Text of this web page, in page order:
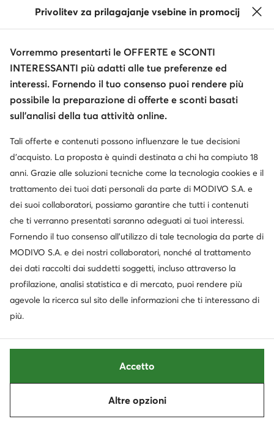
Prezzo più basso139,95 € -11%
Prezzo più basso109,95 €-15%
extra -25% Codice: SUMMER
Occasione
adidas
Supernova Rise 2 JQ7692 · Scarpe running
Prezzo attuale
135,95€
Prezzo più basso149,95 €-9%
extra -15% Codice: SUMMER
Occasione
Hoka
Clifton 10 1162031 · Scarpe running
Prezzo attuale
147,99€
Prezzo più basso168,95 €-12%
Privolitev za prilagajanje vsebine in promocij
Vorremmo presentarti le OFFERTE e SCONTI
INTERESSANTI più adatti alle tue preferenze ed
interessi. Fornendo il tuo consenso puoi rendere più
possibile la preparazione di offerte e sconti basati
sull’analisi della tua attività online.
Tali offerte e contenuti possono influenzare le tue decisioni
d’acquisto. La proposta è quindi destinata a chi ha compiuto 18
anni. Grazie alle soluzioni tecniche come la tecnologia cookies e il
trattamento dei tuoi dati personali da parte di MODIVO S.A. e
dei suoi collaboratori, possiamo garantire che tutti i contenuti
che ti verranno presentati saranno adeguati ai tuoi interessi.
Fornendo il tuo consenso all’utilizzo di tale tecnologia da parte di
MODIVO S.A. e dei nostri collaboratori, nonché al trattamento
dei dati raccolti dai suddetti soggetti, incluso attraverso la
profilazione, analisi statistica e di mercato, puoi rendere più
agevole la ricerca sul sito delle informazioni che ti interessano di
più.
Altre opzioni
Accetto